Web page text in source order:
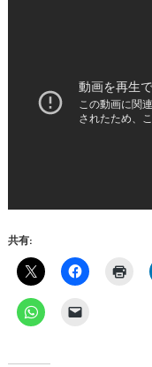
共有: